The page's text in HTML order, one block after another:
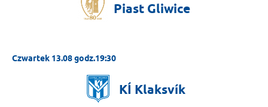
Piast Gliwice
Czwartek 13.08 godz.19:30
KÍ Klaksvík